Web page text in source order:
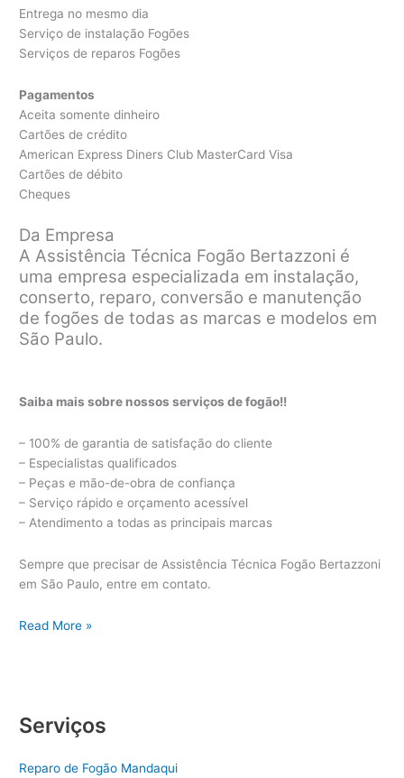
Entrega no mesmo dia
Serviço de instalação Fogões
Serviços de reparos Fogões
Pagamentos
Aceita somente dinheiro
Cartões de crédito
American Express Diners Club MasterCard Visa
Cartões de débito
Cheques
Da Empresa
A Assistência Técnica Fogão Bertazzoni é
uma empresa especializada em instalação,
conserto, reparo, conversão e manutenção
de fogões de todas as marcas e modelos em
São Paulo.
Saiba mais sobre nossos serviços de fogão!!
– 100% de garantia de satisfação do cliente
– Especialistas qualificados
– Peças e mão-de-obra de confiança
– Serviço rápido e orçamento acessível
– Atendimento a todas as principais marcas
Sempre que precisar de Assistência Técnica Fogão Bertazzoni
em São Paulo, entre em contato.
Assistência
Read More »
Serviços
Reparo de Fogão Mandaqui